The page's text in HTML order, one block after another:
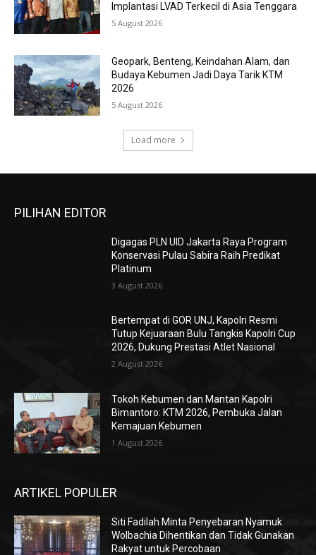
Implantasi LVAD Terkecil di Asia Tenggara
5 August 2026
Geopark, Benteng, Keindahan Alam, dan
Budaya Kebumen Jadi Daya Tarik KTM
2026
5 August 2026
Load more
PILIHAN EDITOR
Digagas PLN UID Jakarta Raya Program
Konservasi Pulau Sabira Raih Predikat
Platinum
3 August 2026
Bertempat di GOR UNJ, Kapolri Resmi
Tutup Kejuaraan Bulu Tangkis Kapolri Cup
2026, Dukung Prestasi Atlet Nasional
2 August 2026
Tokoh Kebumen dan Mantan Kapolri
Bimantoro: KTM 2026, Pembuka Jalan
Kemajuan Kebumen
1 August 2026
ARTIKEL POPULER
Siti Fadilah Minta Penyebaran Nyamuk
Wolbachia Dihentikan dan Tidak Gunakan
Rakyat untuk Percobaan